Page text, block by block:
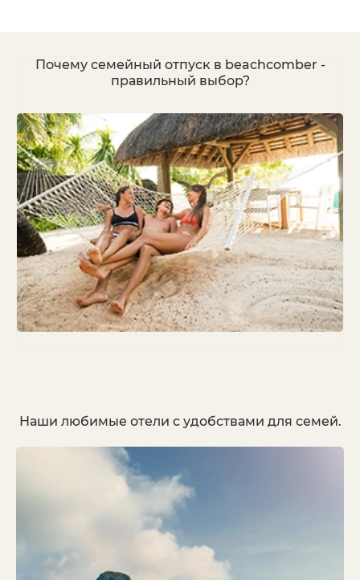
Почему семейный отпуск в beachcomber -
правильный выбор?
Наши любимые отели с удобствами для семей.